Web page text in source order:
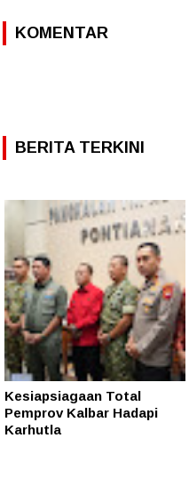
KOMENTAR
BERITA TERKINI
Kesiapsiagaan Total
Pemprov Kalbar Hadapi
Karhutla